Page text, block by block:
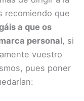
recomiendo que
a que os
personal, si
vuestro
pues poner